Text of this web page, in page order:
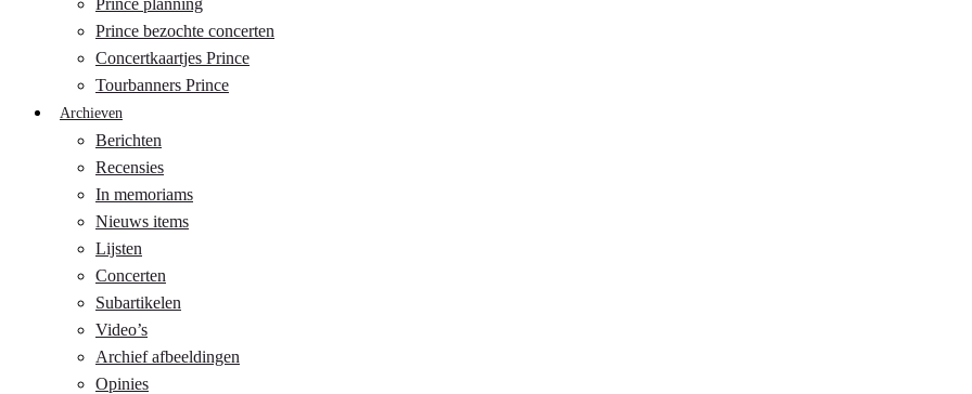
Prince planning
Prince bezochte concerten
Concertkaartjes Prince
Tourbanners Prince
Archieven
Berichten
Recensies
In memoriams
Nieuws items
Lijsten
Concerten
Subartikelen
Video’s
Archief afbeeldingen
Opinies